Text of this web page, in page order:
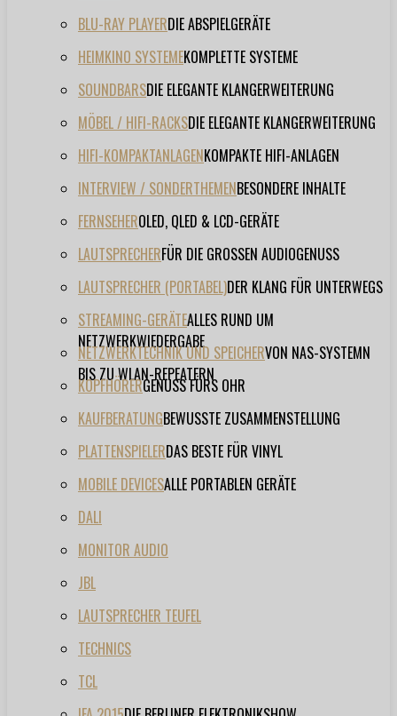
BLU-RAY PLAYERDIE ABSPIELGERÄTE
HEIMKINO SYSTEMEKOMPLETTE SYSTEME
SOUNDBARSDIE ELEGANTE KLANGERWEITERUNG
MÖBEL / HIFI-RACKSDIE ELEGANTE KLANGERWEITERUNG
HIFI-KOMPAKTANLAGENKOMPAKTE HIFI-ANLAGEN
INTERVIEW / SONDERTHEMENBESONDERE INHALTE
FERNSEHEROLED, QLED & LCD-GERÄTE
LAUTSPRECHERFÜR DIE GROSSEN AUDIOGENUSS
LAUTSPRECHER (PORTABEL)DER KLANG FÜR UNTERWEGS
STREAMING-GERÄTEALLES RUND UM
NETZWERKWIEDERGABE
NETZWERKTECHNIK UND SPEICHERVON NAS-SYSTEMN
BIS ZU WLAN-REPEATERN
KOPFHÖRERGENUSS FÜRS OHR
KAUFBERATUNGBEWUSSTE ZUSAMMENSTELLUNG
PLATTENSPIELERDAS BESTE FÜR VINYL
MOBILE DEVICESALLE PORTABLEN GERÄTE
DALI
MONITOR AUDIO
JBL
LAUTSPRECHER TEUFEL
TECHNICS
TCL